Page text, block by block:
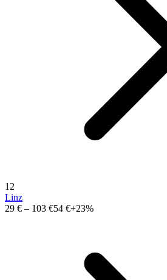
12
Linz
29 € – 103 €54 €+23%